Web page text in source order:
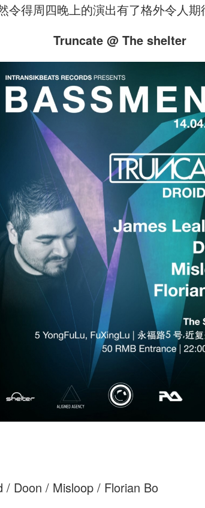
得周四晚上的演出有了格外令人期
Truncate @ The shelter
/ Doon / Misloop / Florian Bo